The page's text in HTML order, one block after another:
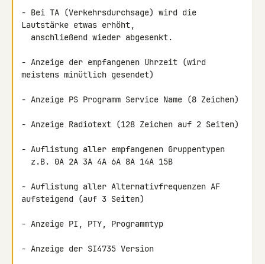
- Bei TA (Verkehrsdurchsage) wird die
Lautstärke etwas erhöht,
- Anzeige der empfangenen Uhrzeit (wird
meistens minütlich gesendet)
- Anzeige PS Programm Service Name (8 Zeichen)
- Anzeige Radiotext (128 Zeichen auf 2 Seiten)
- Auflistung aller empfangenen Gruppentypen
- Auflistung aller Alternativfrequenzen AF
aufsteigend (auf 3 Seiten)
- Anzeige PI, PTY, Programmtyp
- Anzeige der SI4735 Version